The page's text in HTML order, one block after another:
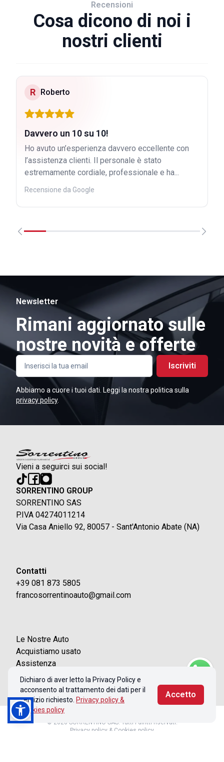
Recensioni
Cosa dicono di noi i
nostri clienti
R Roberto
Davvero un 10 su 10!
Ho avuto un’esperienza davvero eccellente con
l’assistenza clienti. Il personale è stato
estremamente cordiale, professionale e ha...
Recensione da Google
Newsletter
Rimani aggiornato sulle
nostre novità e offerte
Iscriviti
Abbiamo a cuore i tuoi dati. Leggi la nostra politica sulla
privacy policy.
Vieni a seguirci sui social!
SORRENTINO GROUP
SORRENTINO SAS
P.IVA 04274011214
Via Casa Aniello 92, 80057 - Sant'Antonio Abate (NA)
Contatti
+39 081 873 5805
francosorrentinoauto@gmail.com
Le Nostre Auto
Acquistiamo usato
Assistenza
Contatti
Dichiaro di aver letto la Privacy Policy e
acconsento al trattamento dei dati per il
servizio richiesto. Privacy policy &
Cookies policy
Accetto
© 2026 SORRENTINO SAS. Tutti i diritti riservati.
Privacy policy & Cookies policy